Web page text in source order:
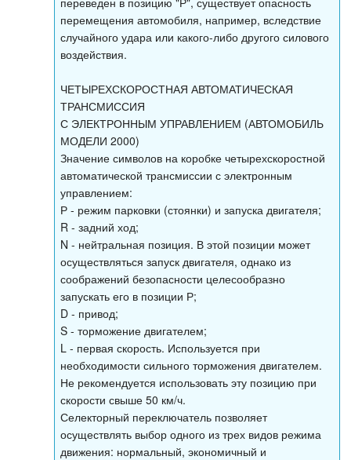
перемещения автомобиля, например, вследствие
случайного удара или какого-либо другого силового
воздействия.
ЧЕТЫРЕХСКОРОСТНАЯ АВТОМАТИЧЕСКАЯ
ТРАНСМИССИЯ
С ЭЛЕКТРОННЫМ УПРАВЛЕНИЕМ (АВТОМОБИЛЬ
МОДЕЛИ 2000)
Значение символов на коробке четырехскоростной
автоматической трансмиссии с электронным
управлением:
Р - режим парковки (стоянки) и запуска двигателя;
R - задний ход;
N - нейтральная позиция. В этой позиции может
осуществляться запуск двигателя, однако из
соображений безопасности целесообразно
запускать его в позиции Р;
D - привод;
S - торможение двигателем;
L - первая скорость. Используется при
необходимости сильного торможения двигателем.
Не рекомендуется использовать эту позицию при
скорости свыше 50 км/ч.
Селекторный переключатель позволяет
осуществлять выбор одного из трех видов режима
движения: нормальный, экономичный и